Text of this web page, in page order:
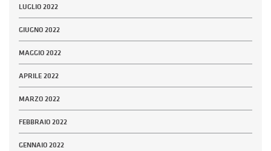
LUGLIO 2022
GIUGNO 2022
MAGGIO 2022
APRILE 2022
MARZO 2022
FEBBRAIO 2022
GENNAIO 2022